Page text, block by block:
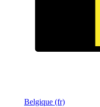
Belgique (fr)